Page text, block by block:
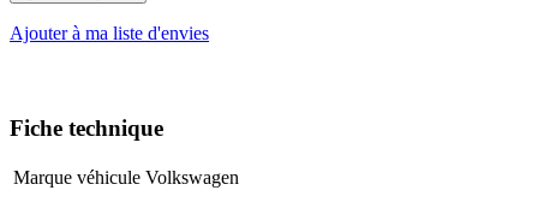
Ajouter à ma liste d'envies
Fiche technique
Marque véhicule Volkswagen